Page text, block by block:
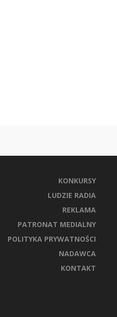
KONKURSY
LUDZIE RADIA
REKLAMA
PATRONAT MEDIALNY
POLITYKA PRYWATNOŚCI
NADAWCA
KONTAKT